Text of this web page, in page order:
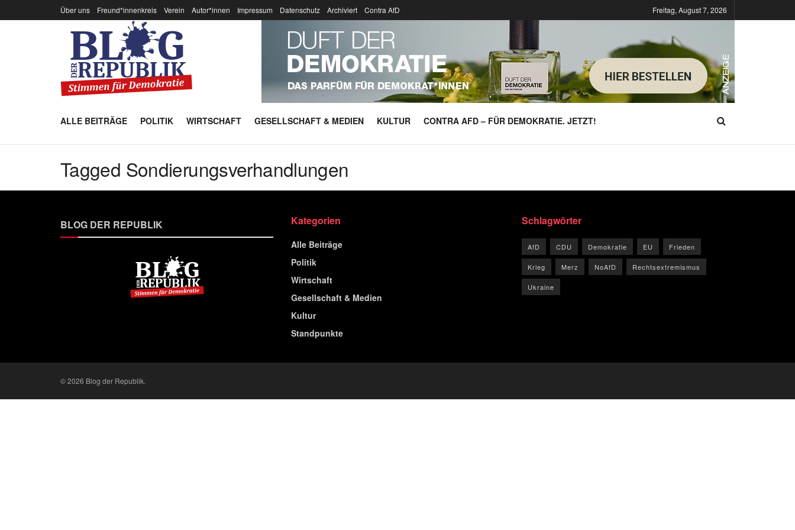
Über uns Freund*innenkreis Verein Autor*innen Impressum Datenschutz Archiviert Contra AfD Freitag, August 7, 2026
ALLE BEITRÄGE POLITIK WIRTSCHAFT GESELLSCHAFT & MEDIEN KULTUR CONTRA AFD – FÜR DEMOKRATIE. JETZT!
Tagged Sondierungsverhandlungen
BLOG DER REPUBLIK Kategorien
Alle Beiträge
Politik
Wirtschaft
Gesellschaft & Medien
Kultur
Standpunkte
Schlagwörter
AfD CDU Demokratie EU Frieden
Krieg Merz NoAfD Rechtsextremismus
Ukraine
© 2026 Blog der Republik.